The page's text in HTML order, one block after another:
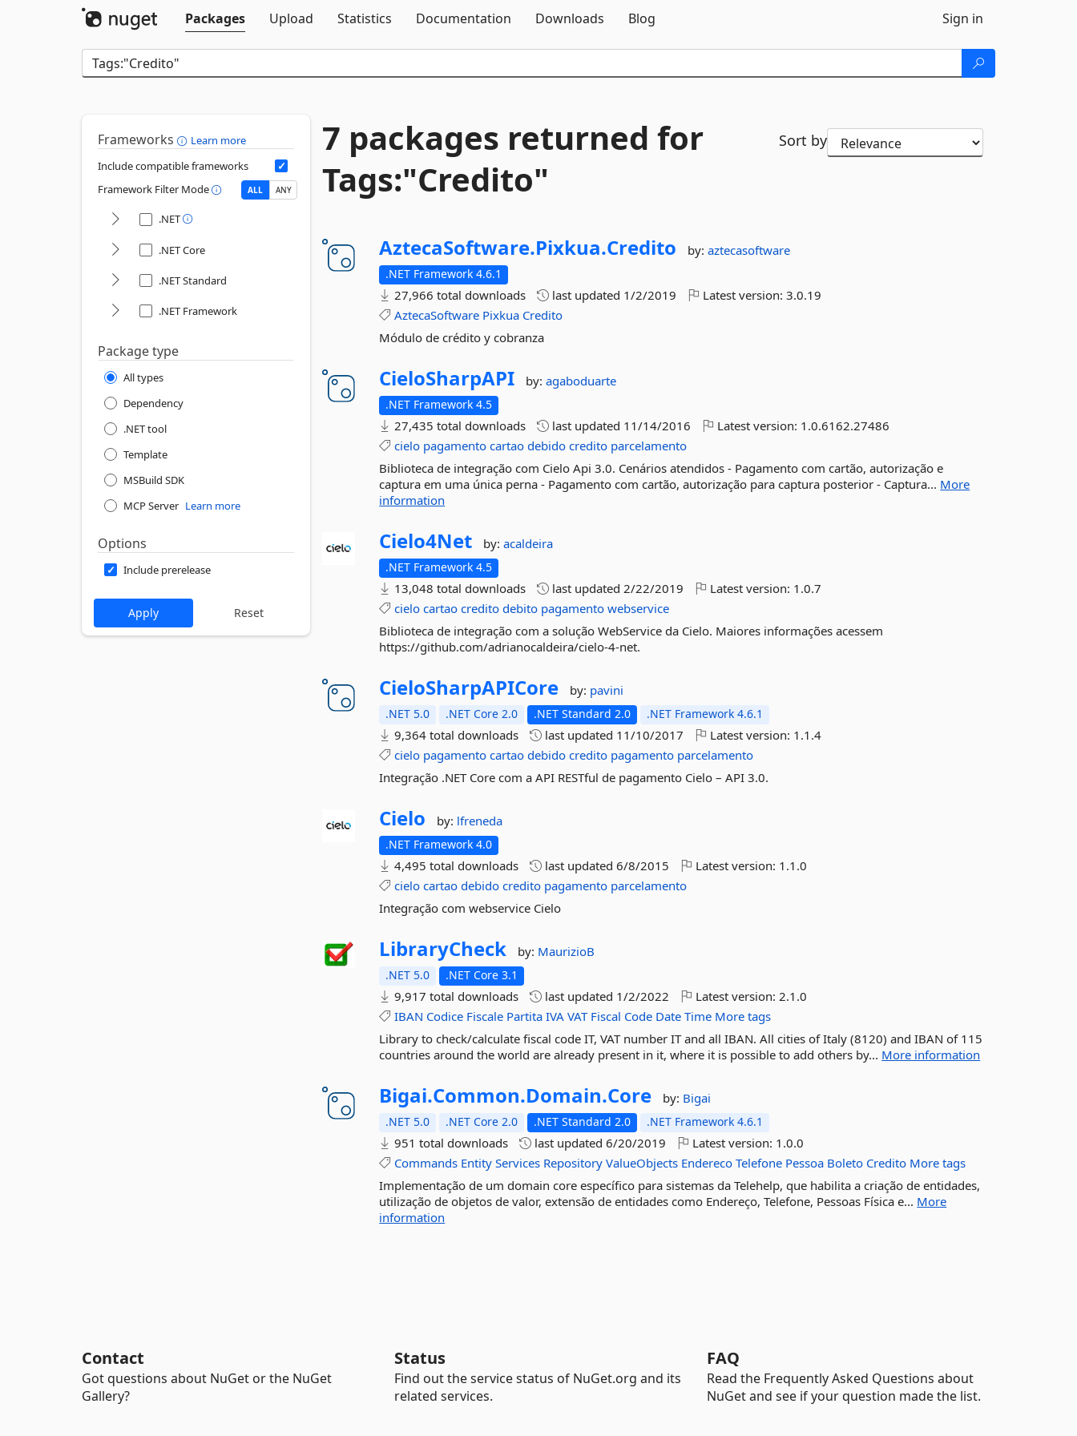
Packages
Upload Statistics Documentation Downloads Blog Sign in
Frameworks
Learn more
Include compatible frameworks
Framework Filter Mode
ALL ANY
.NET
.NET Core
.NET Standard
.NET Framework
Package type
All types
Dependency
.NET tool
Template
MSBuild SDK
MCP Server Learn more
Options
Include prerelease
7 packages returned for
Tags:"Credito"
Sort by
AztecaSoftware.Pixkua.Credito by:aztecasoftware
.NET Framework 4.6.1
27,966 total downloads last updated 1/2/2019 Latest version:3.0.19
AztecaSoftware Pixkua Credito
Módulo de crédito y cobranza
CieloSharpAPI by:agaboduarte
.NET Framework 4.5
27,435 total downloads last updated 11/14/2016 Latest version: 1.0.6162.27486
cielo pagamento cartao debido credito parcelamento
Biblioteca de integração com Cielo Api 3.0. Cenários atendidos - Pagamento com cartão, autorização e
captura em uma única perna - Pagamento com cartão, autorização para captura posterior - Captura... More
information
Cielo4Net by:acaldeira
.NET Framework 4.5
13,048 total downloads last updated2/22/2019 Latest version: 1.0.7
cielo cartao credito debito pagamento webservice
Biblioteca de integração com a solução WebService da Cielo. Maiores informações acessem
https://github.com/adrianocaldeira/cielo-4-net.
CieloSharpAPICore by: pavini
.NET 5.0 .NET Core 2.0 .NET Standard 2.0 .NET Framework 4.6.1
9,364 total downloads last updated 11/10/2017 Latest version: 1.1.4
cielo pagamento cartao debido credito pagamento parcelamento
Integração .NET Core com a API RESTful de pagamento Cielo – API 3.0.
Cielo by: lfreneda
.NET Framework 4.0
4,495 total downloads last updated6/8/2015 Latest version: 1.1.0
cielo cartao debido credito pagamento parcelamento
Integração com webservice Cielo
LibraryCheck by: MaurizioB
.NET 5.0 .NET Core 3.1
9,917 total downloads last updated 1/2/2022 Latest version:2.1.0
IBAN Codice Fiscale Partita IVA VAT Fiscal Code Date Time More tags
Library to check/calculate fiscal code IT, VAT number IT and all IBAN. All cities of Italy (8120) and IBAN of 115
countries around the world are already present in it, where it is possible to add others by... More information
Bigai.Common.Domain.Core by: Bigai
.NET 5.0 .NET Core 2.0 .NET Standard 2.0 .NET Framework 4.6.1
951 total downloads last updated6/20/2019 Latest version: 1.0.0
Commands Entity Services Repository ValueObjects Endereco Telefone Pessoa Boleto Credito More tags
Implementação de um domain core específico para sistemas da Telehelp, que habilita a criação de entidades,
utilização de objetos de valor, extensão de entidades como Endereço, Telefone, Pessoas Física e... More
information
Contact
Got questions about NuGet or the NuGet
Gallery?
Status
Find out the service status of NuGet.org and its
related services.
FAQ
Read the Frequently Asked Questions about
NuGet and see if your question made the list.